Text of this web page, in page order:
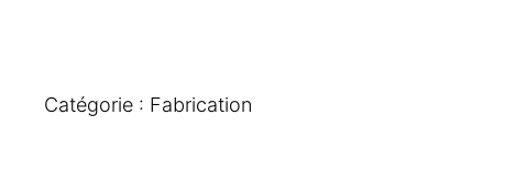
Catégorie : Fabrication